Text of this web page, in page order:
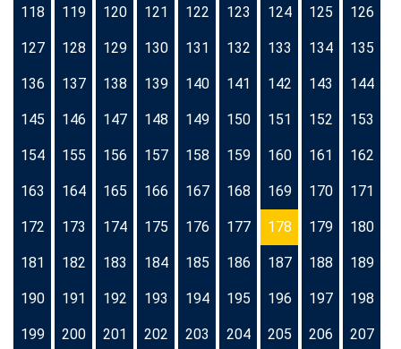
118 119 120 121 122 123 124 125 126
127 128 129 130 131 132 133 134 135
136 137 138 139 140 141 142 143 144
145 146 147 148 149 150 151 152 153
154 155 156 157 158 159 160 161 162
163 164 165 166 167 168 169 170 171
172 173 174 175 176 177 178 179 180
181 182 183 184 185 186 187 188 189
190 191 192 193 194 195 196 197 198
199 200 201 202 203 204 205 206 207